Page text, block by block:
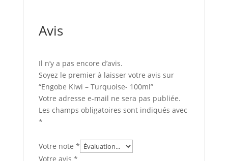
Avis
Il n’y a pas encore d’avis.
Soyez le premier à laisser votre avis sur
“Engobe Kiwi – Turquoise- 100ml”
Votre adresse e-mail ne sera pas publiée.
Les champs obligatoires sont indiqués avec
*
Votre note *
Votre avis *